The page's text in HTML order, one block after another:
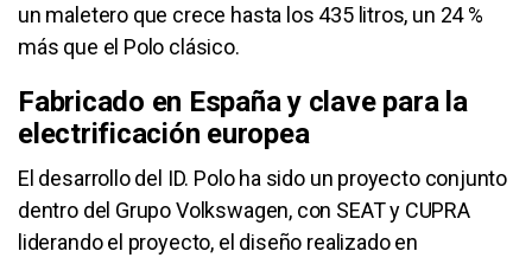
un maletero que crece hasta los 435 litros, un 24 %
más que el Polo clásico.
Fabricado en España y clave para la
electrificación europea
El desarrollo del ID. Polo ha sido un proyecto conjunto
dentro del Grupo Volkswagen, con SEAT y CUPRA
liderando el proyecto, el diseño realizado en